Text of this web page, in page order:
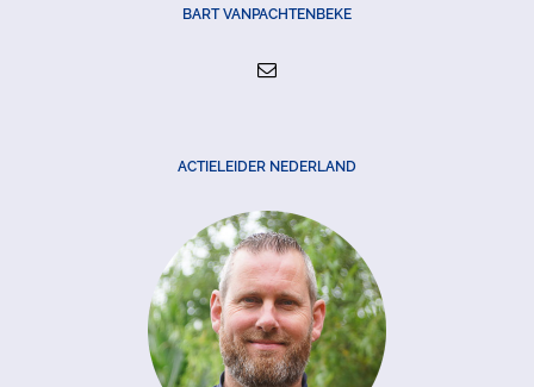
BART VANPACHTENBEKE
ACTIELEIDER NEDERLAND